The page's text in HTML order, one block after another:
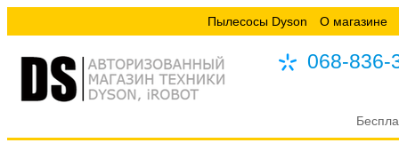
Пылесосы Dyson О магазине
068-836-